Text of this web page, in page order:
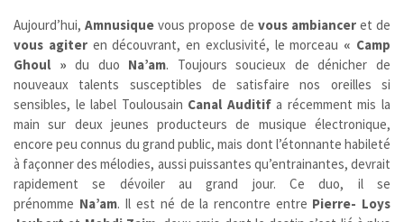
Aujourd’hui,Amnusique vous propose de vous ambianceret de
vous agiteren découvrant, en exclusivité, le morceau « Camp
Ghoul » du duo Na’am. Toujours soucieux de dénicher de
nouveaux talents susceptibles de satisfaire nos oreilles si
sensibles, le label Toulousain Canal Auditifa récemment mis la
main sur deux jeunes producteurs de musique électronique,
encore peu connus du grand public, mais dont l’étonnante habileté
à façonner des mélodies, aussi puissantes qu’entrainantes, devrait
rapidement se dévoiler au grand jour. Ce duo, il se
prénomme Na’am. Il est né de la rencontre entre Pierre- Loys